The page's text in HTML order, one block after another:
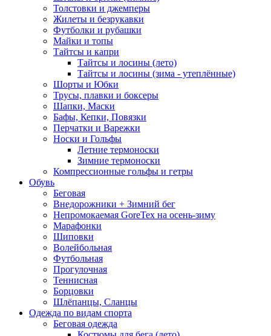
Толстовки и джемперы
Жилеты и безрукавки
Футболки и рубашки
Майки и топы
Тайтсы и капри
Тайтсы и лосины (лето)
Тайтсы и лосины (зима - утеплённые)
Шорты и Юбки
Трусы, плавки и боксеры
Шапки, Маски
Бафы, Кепки, Повязки
Перчатки и Варежки
Носки и Гольфы
Летние термоноски
Зимние термоноски
Компрессионные гольфы и гетры
Обувь
Беговая
Внедорожники + Зимний бег
Непромокаемая GoreTex на осень-зиму
Марафонки
Шиповки
Волейбольная
Футбольная
Прогулочная
Теннисная
Борцовки
Шлёпанцы, Сланцы
Одежда по видам спорта
Беговая одежда